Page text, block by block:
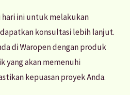
ini untuk melakukan
konsultasi lebih lanjut.
di Waropen dengan produk
yang akan memenuhi
kepuasan proyek Anda.